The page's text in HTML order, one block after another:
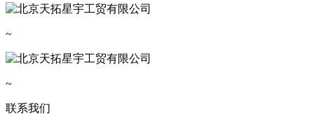
~
~
联系我们